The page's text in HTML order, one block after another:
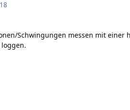
Schwingungen messen mit einer